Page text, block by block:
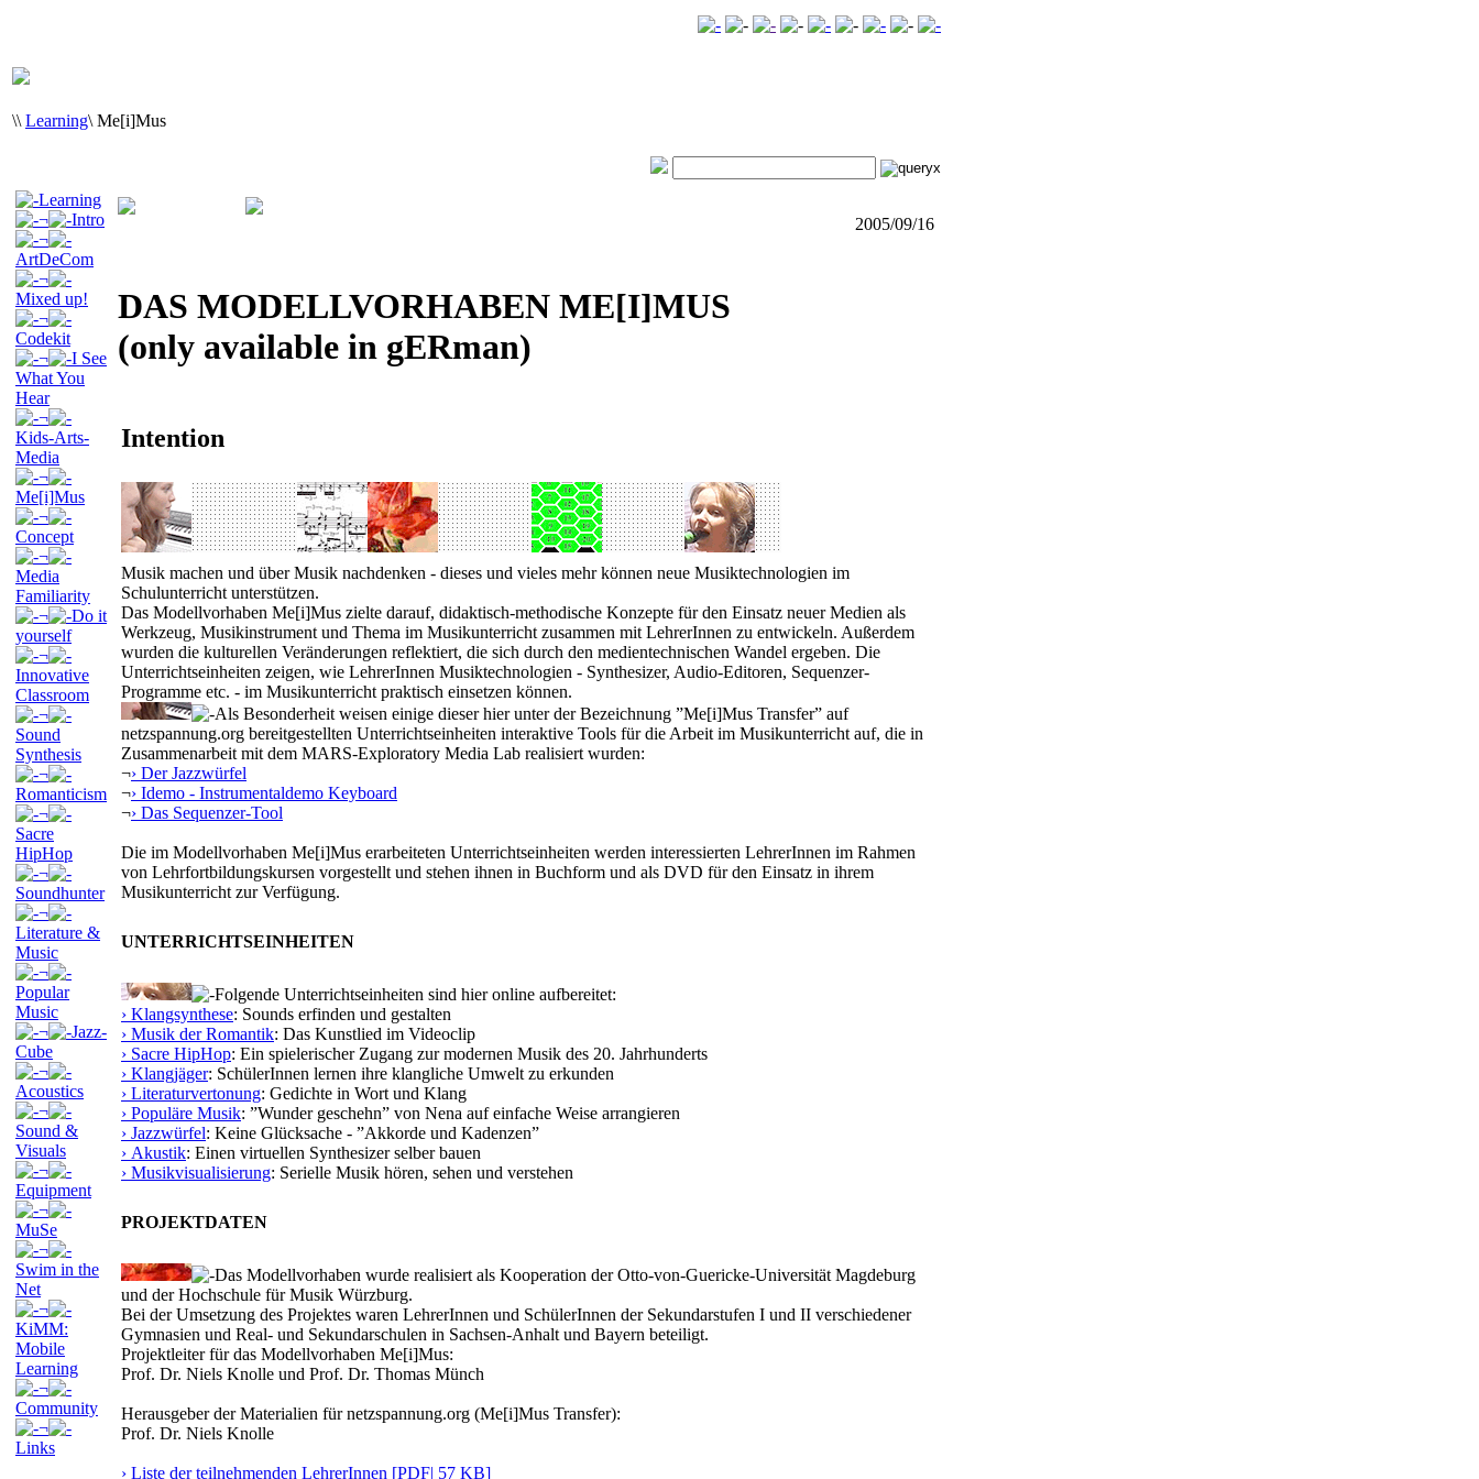
\\ Learning\ Me[i]Mus
Learning
¬
Intro
¬
ArtDeCom
¬
Mixed up!
¬
Codekit
¬
I See
What You
Hear
¬
Kids-Arts-
Media
¬
Me[i]Mus
¬
Concept
¬
Media
Familiarity
¬
Do it
yourself
¬
Innovative
Classroom
¬
Sound
Synthesis
¬
Romanticism
¬
Sacre
HipHop
¬
Soundhunter
¬
Literature &
Music
¬
Popular
Music
¬
Jazz-
Cube
¬
Acoustics
¬
Sound &
Visuals
¬
Equipment
¬
MuSe
¬
Swim in the
Net
¬
KiMM:
Mobile
Learning
¬
Community
¬
Links
2005/09/16
DAS MODELLVORHABEN ME[I]MUS
(only available in gERman)
Intention
Musik machen und über Musik nachdenken - dieses und vieles mehr können neue Musiktechnologien im
Schulunterricht unterstützen.
Das Modellvorhaben Me[i]Mus zielte darauf, didaktisch-methodische Konzepte für den Einsatz neuer Medien als
Werkzeug, Musikinstrument und Thema im Musikunterricht zusammen mit LehrerInnen zu entwickeln. Außerdem
wurden die kulturellen Veränderungen reflektiert, die sich durch den medientechnischen Wandel ergeben. Die
Unterrichtseinheiten zeigen, wie LehrerInnen Musiktechnologien - Synthesizer, Audio-Editoren, Sequenzer-
Programme etc. - im Musikunterricht praktisch einsetzen können.
Als Besonderheit weisen einige dieser hier unter der Bezeichnung ”Me[i]Mus Transfer” auf
netzspannung.org bereitgestellten Unterrichtseinheiten interaktive Tools für die Arbeit im Musikunterricht auf, die in
Zusammenarbeit mit dem MARS-Exploratory Media Lab realisiert wurden:
¬› Der Jazzwürfel
¬› Idemo - Instrumentaldemo Keyboard
¬› Das Sequenzer-Tool
Die im Modellvorhaben Me[i]Mus erarbeiteten Unterrichtseinheiten werden interessierten LehrerInnen im Rahmen
von Lehrfortbildungskursen vorgestellt und stehen ihnen in Buchform und als DVD für den Einsatz in ihrem
Musikunterricht zur Verfügung.
UNTERRICHTSEINHEITEN
Folgende Unterrichtseinheiten sind hier online aufbereitet:
› Klangsynthese: Sounds erfinden und gestalten
› Musik der Romantik: Das Kunstlied im Videoclip
› Sacre HipHop: Ein spielerischer Zugang zur modernen Musik des 20. Jahrhunderts
› Klangjäger: SchülerInnen lernen ihre klangliche Umwelt zu erkunden
› Literaturvertonung: Gedichte in Wort und Klang
› Populäre Musik: ”Wunder geschehn” von Nena auf einfache Weise arrangieren
› Jazzwürfel: Keine Glücksache - ”Akkorde und Kadenzen”
› Akustik: Einen virtuellen Synthesizer selber bauen
› Musikvisualisierung: Serielle Musik hören, sehen und verstehen
PROJEKTDATEN
Das Modellvorhaben wurde realisiert als Kooperation der Otto-von-Guericke-Universität Magdeburg
und der Hochschule für Musik Würzburg.
Bei der Umsetzung des Projektes waren LehrerInnen und SchülerInnen der Sekundarstufen I und II verschiedener
Gymnasien und Real- und Sekundarschulen in Sachsen-Anhalt und Bayern beteiligt.
Projektleiter für das Modellvorhaben Me[i]Mus:
Prof. Dr. Niels Knolle und Prof. Dr. Thomas Münch
Herausgeber der Materialien für netzspannung.org (Me[i]Mus Transfer):
Prof. Dr. Niels Knolle
› Liste der teilnehmenden LehrerInnen [PDF| 57 KB]